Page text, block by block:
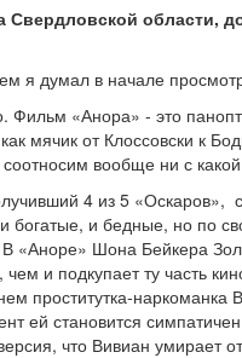
я думал в начале
Фильм «Анора» - это
мячик от Клоссовски к
вообще ни с
4 из 5 «Оскаров»,
богатые, и бедные, но по
«Аноре» Шона Бейкера
чем и подкупает ту
проститутка-наркоманка
ей становится
что Вивиан умирает